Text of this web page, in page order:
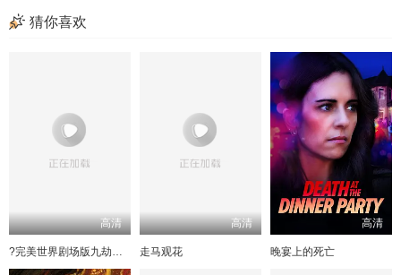
猜你喜欢
高清
?完美世界剧场版九劫焚天?
高清
走马观花
高清
晚宴上的死亡